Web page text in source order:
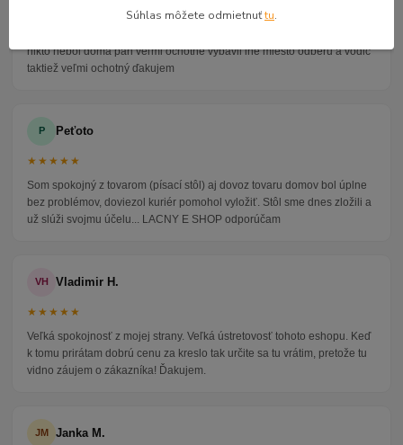
nikto nebol doma pán veľmi ochotne vybavil iné miesto odberu a vodič
taktiež veľmi ochotný ďakujem
P Peťoto
★★★★★
Som spokojný z tovarom (písací stôl) aj dovoz tovaru domov bol úplne
bez problémov, doviezol kuriér pomohol vyložiť. Stôl sme dnes zložili a
už slúži svojmu účelu... LACNY E SHOP odporúčam
VH Vladimir H.
★★★★★
Veľká spokojnosť z mojej strany. Veľká ústretovosť tohoto eshopu. Keď
k tomu prirátam dobrú cenu za kreslo tak určite sa tu vrátim, pretože tu
vidno záujem o zákazníka! Ďakujem.
JM Janka M.
Súhlas môžete odmietnuťtu.